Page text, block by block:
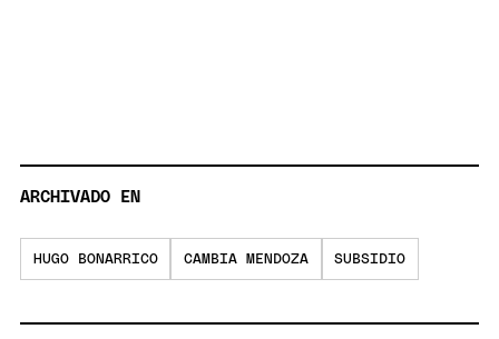
ARCHIVADO EN
HUGO BONARRICO CAMBIA MENDOZA SUBSIDIO